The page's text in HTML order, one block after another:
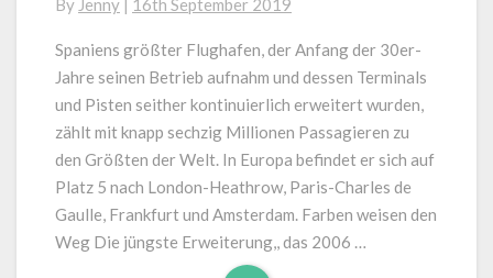
Herausforderung
für
Flugzeugreifen
und
Schuhsohlen
By Jenny | 16th September 2019
Spaniens größter Flughafen, der Anfang der 30er-
Jahre seinen Betrieb aufnahm und dessen Terminals
und Pisten seither kontinuierlich erweitert wurden,
zählt mit knapp sechzig Millionen Passagieren zu
den Größten der Welt. In Europa befindet er sich auf
Platz 5 nach London-Heathrow, Paris-Charles de
Gaulle, Frankfurt und Amsterdam. Farben weisen den
Weg Die jüngste Erweiterung,, das 2006 …